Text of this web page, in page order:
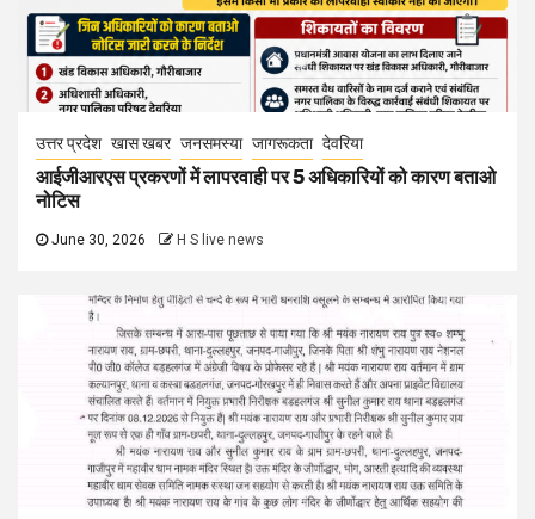
उत्तर प्रदेश खास खबर जनसमस्या जागरूकता देवरिया
आईजीआरएस प्रकरणों में लापरवाही पर 5 अधिकारियों को कारण बताओ
नोटिस
June 30, 2026 H S live news